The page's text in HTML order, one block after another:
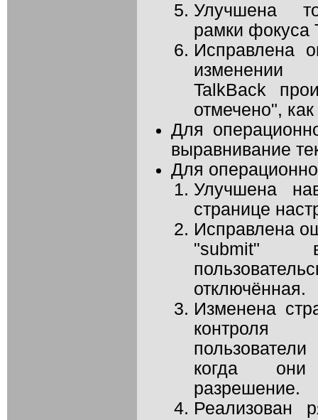
Улучшена
рамки фокуса
Исправлена
изменении
TalkBack
отмечено",
Для
выравнивание
Для
Улучшена
странице
Исправлена
"submit"
отключённая.
Изменена
контроля
когда они
разрешение.
Реализован